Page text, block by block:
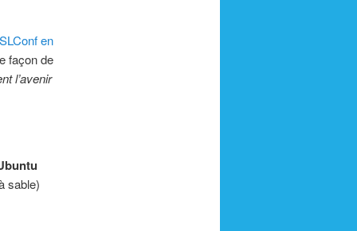
en
façon de
l’avenir
sable)